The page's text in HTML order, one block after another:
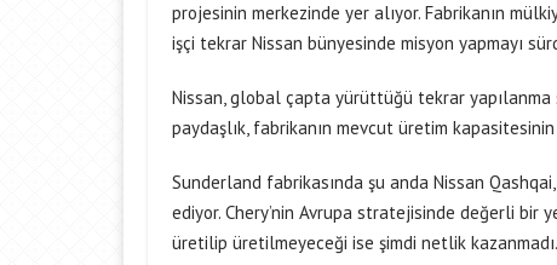
projesinin merkezinde yer alıyor. Fabrikanın
işçi tekrar Nissan bünyesinde misyon yapmayı
Nissan, global çapta yürüttüğü tekrar
paydaşlık, fabrikanın mevcut üretim
Sunderland fabrikasında şu anda Nissan
ediyor. Chery’nin Avrupa stratejisinde değerli
üretilip üretilmeyeceği ise şimdi netlik kazanmadı.